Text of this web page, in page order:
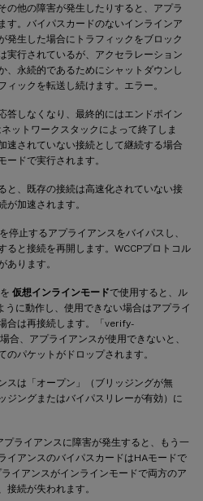
の他の障害が発生したりすると、アプラ
す。バイパスカードのないインラインア
発生した場合にトラフィックをブロック
実行されているが、アクセラレーション
、永続的であるためにシャットダウンし
ックを転送し続けます。エラー。
答しなくなり、最終的にはエンドポイン
ットワークスタックによって終了しま
速されていない接続として継続する場合
ドで実行されます。
と、既存の接続は高速化されていない接
が加速されます。
停止するアプライアンスをバイパスし、
ると接続を再開します。WCCPプロトコル
あります。
仮想インラインモードで使用すると、ル
うに動作し、使用できない場合はアプライ
合は再接続します。「verify-
、アプライアンスが使用できないと、
パケットがドロップされます。
スは「オープン」（ブリッジングが無
ジングまたはバイパスリレーが有効）に
プライアンスに障害が発生すると、もう一
イアンスのバイパスカードはHAモードで
イアンスがインラインモードで両方のア
接続が失われます。